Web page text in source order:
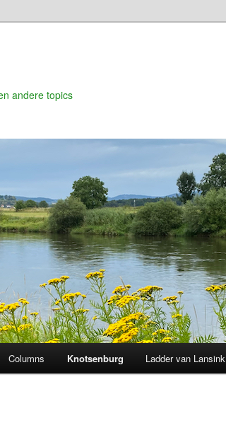
andere topics
Columns Knotsenburg Ladder van Lansink